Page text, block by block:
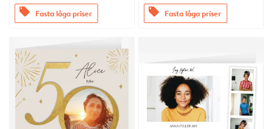
offers Fasta låga priser offers Fasta låga priser